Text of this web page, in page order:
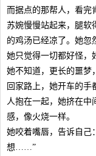
而据点的那帮人，看完
苏婉慢慢站起来，腿软
的鸡汤已经凉了。她忽
她只觉得一切都好怪，
她不知道，更长的噩梦
回家路上，她开车的
人抱在一起，她挤在中
感，像火烧一样。
她咬着嘴唇，告诉自
想……”